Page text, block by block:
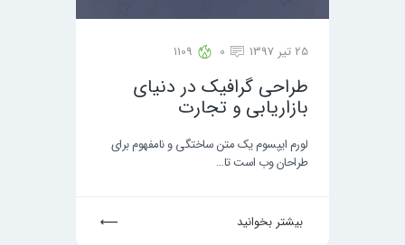
25 تیر 1397 0
1109
طراحی گرافیک در دنیای
بازاریابی و تجارت
لورم ایپسوم یک متن ساختگی و نامفهوم برای
طراحان وب است تا…
بیشتر بخوانید